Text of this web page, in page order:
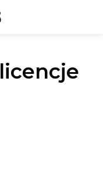
licencje